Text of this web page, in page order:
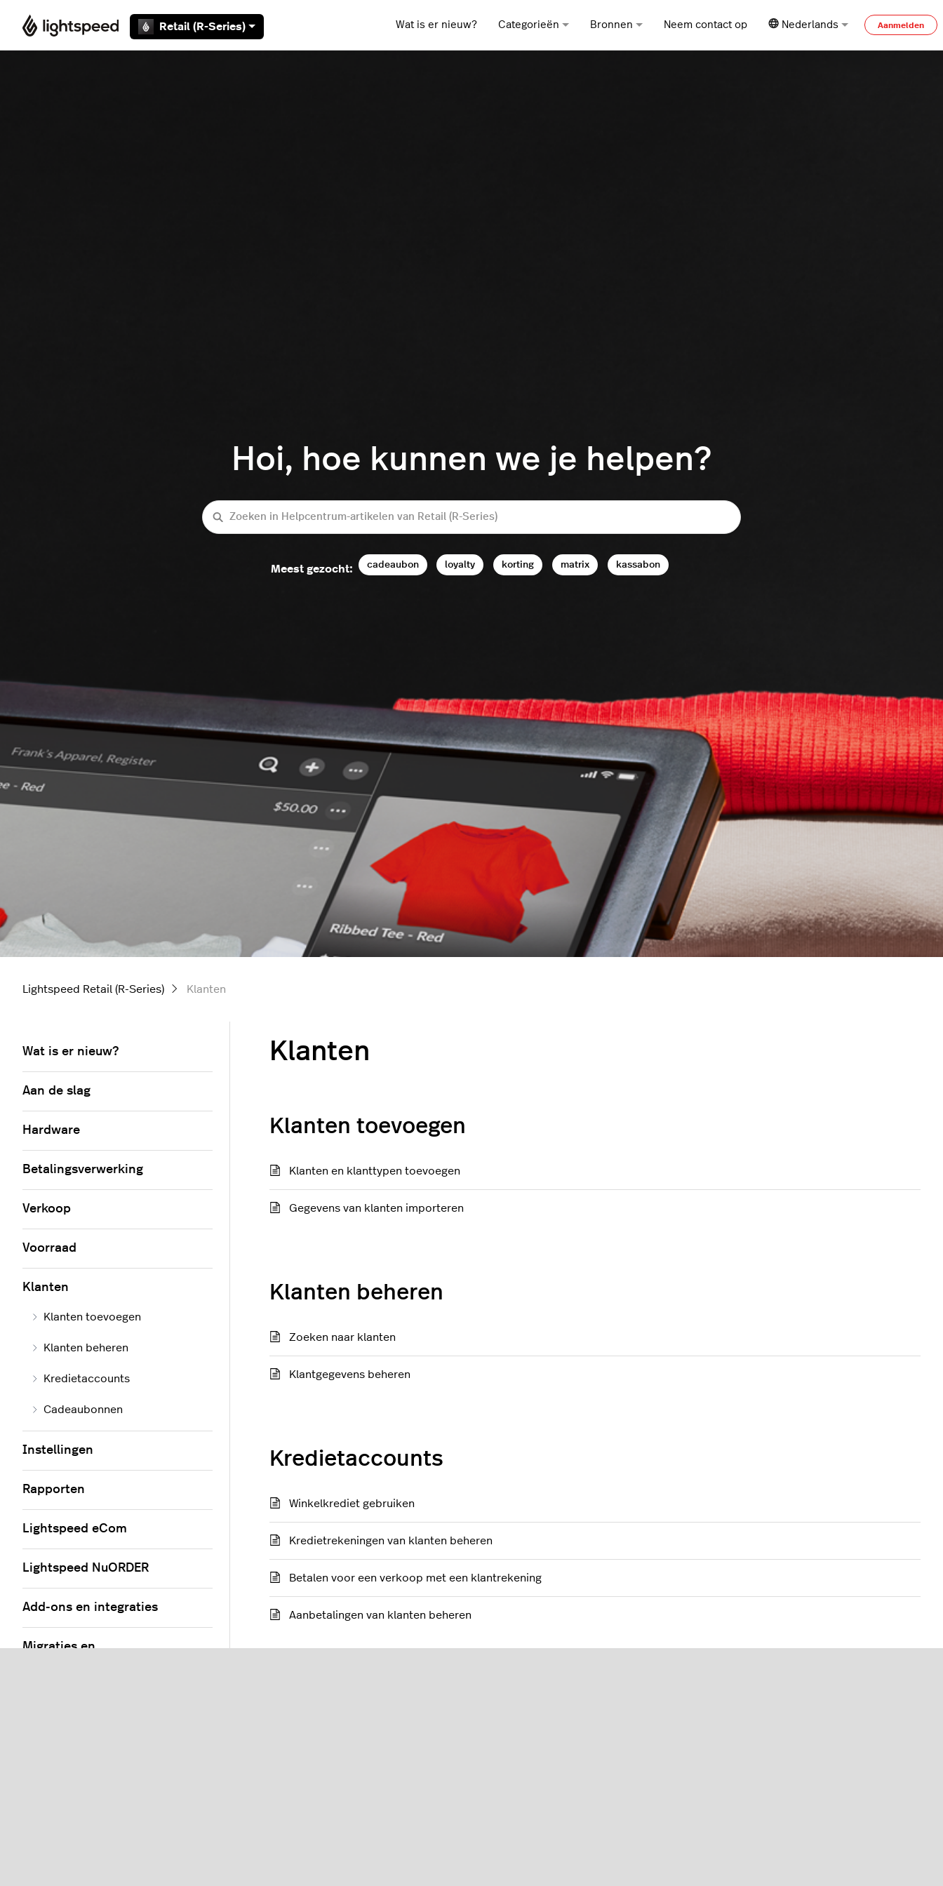
Retail (R-Series)
Wat is er nieuw? Categorieën Bronnen Neem contact op Nederlands Aanmelden
Hoi, hoe kunnen we je helpen?
Zoeken
Meest gezocht: cadeaubon loyalty korting matrix kassabon
Lightspeed Retail (R-Series) Klanten
Klanten
Klanten toevoegen
Klanten en klanttypen toevoegen
Gegevens van klanten importeren
Klanten beheren
Zoeken naar klanten
Klantgegevens beheren
Kredietaccounts
Winkelkrediet gebruiken
Kredietrekeningen van klanten beheren
Betalen voor een verkoop met een klantrekening
Aanbetalingen van klanten beheren
Wat is er nieuw?
Aan de slag
Hardware
Betalingsverwerking
Verkoop
Voorraad
Klanten
Klanten toevoegen
Klanten beheren
Kredietaccounts
Cadeaubonnen
Instellingen
Rapporten
Lightspeed eCom
Lightspeed NuORDER
Add-ons en integraties
Migraties en